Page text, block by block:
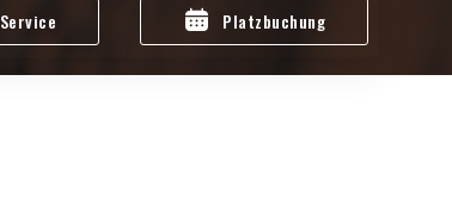
Service Platzbuchung